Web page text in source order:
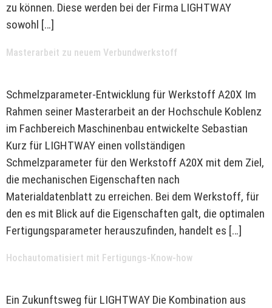
zu können. Diese werden bei der Firma LIGHTWAY
sowohl […]
Masterarbeit zu neuem Verbundwerkstoff
Schmelzparameter-Entwicklung für Werkstoff A20X Im
Rahmen seiner Masterarbeit an der Hochschule Koblenz
im Fachbereich Maschinenbau entwickelte Sebastian
Kurz für LIGHTWAY einen vollständigen
Schmelzparameter für den Werkstoff A20X mit dem Ziel,
die mechanischen Eigenschaften nach
Materialdatenblatt zu erreichen. Bei dem Werkstoff, für
den es mit Blick auf die Eigenschaften galt, die optimalen
Fertigungsparameter herauszufinden, handelt es […]
Hochautomatisiert mit Fertigungs-Know-how
Ein Zukunftsweg für LIGHTWAY Die Kombination aus